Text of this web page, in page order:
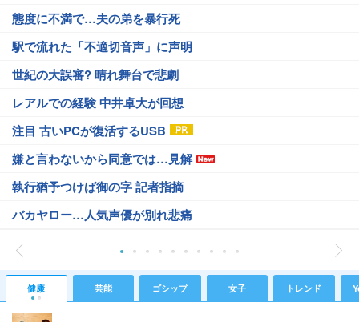
態度に不満で…夫の弟を暴行死
駅で流れた「不適切音声」に声明
世紀の大誤審? 晴れ舞台で悲劇
レアルでの経験 中井卓大が回想
注目 古いPCが復活するUSB
嫌と言わないから同意では…見解
執行猶予つけば御の字 記者指摘
バカヤロー…人気声優が別れ悲痛
健康 芸能 ゴシップ 女子 トレンド